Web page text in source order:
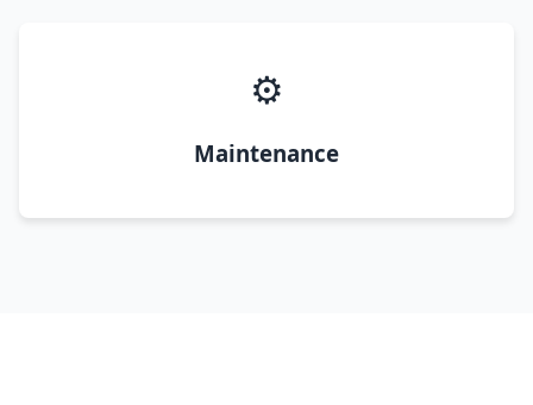
⚙️
Maintenance